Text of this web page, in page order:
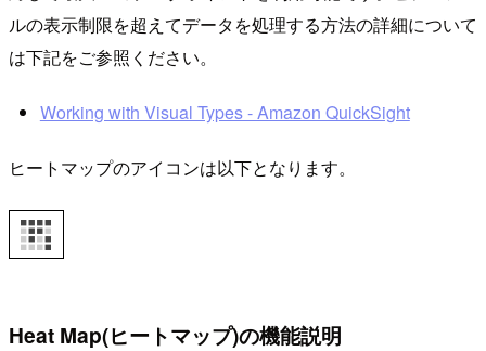
ルの表示制限を超えてデータを処理する方法の詳細について
は下記をご参照ください。
Working with Visual Types - Amazon QuickSight
ヒートマップのアイコンは以下となります。
Heat Map(ヒートマップ)の機能説明